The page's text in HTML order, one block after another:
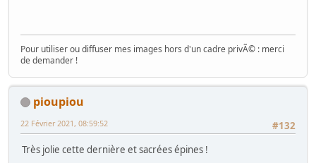
Pour utiliser ou diffuser mes images hors d'un cadre privÃ© : merci
de demander !
pioupiou
#132
22 Février 2021, 08:59:52
Très jolie cette dernière et sacrées épines !